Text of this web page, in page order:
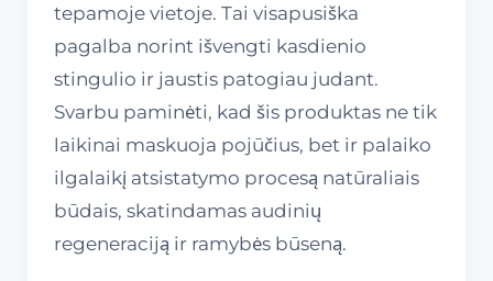
tepamoje vietoje. Tai visapusiška
pagalba norint išvengti kasdienio
stingulio ir jaustis patogiau judant.
Svarbu paminėti, kad šis produktas ne tik
laikinai maskuoja pojūčius, bet ir palaiko
ilgalaikį atsistatymo procesą natūraliais
būdais, skatindamas audinių
regeneraciją ir ramybės būseną.